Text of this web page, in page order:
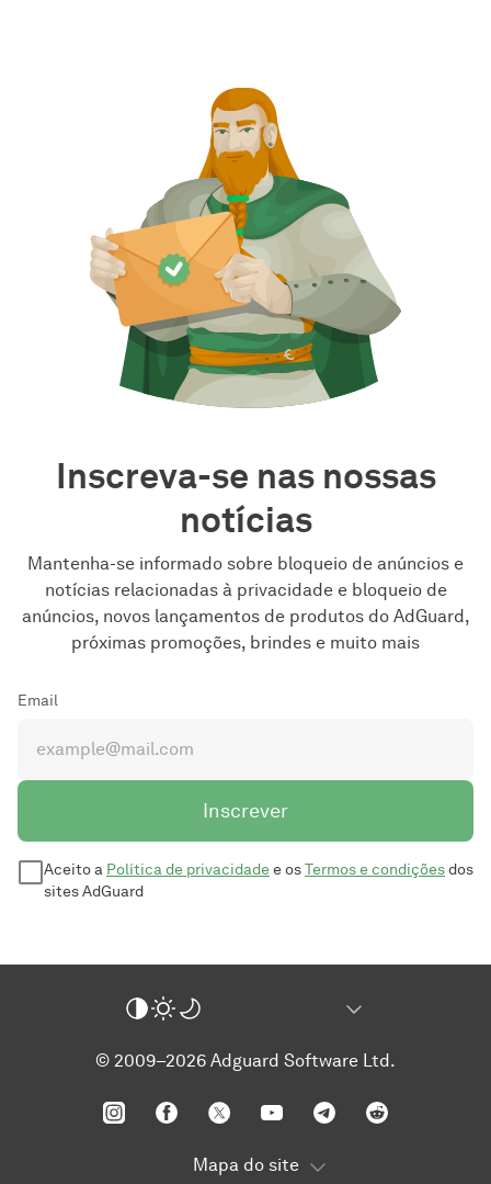
Inscreva-se nas nossas
notícias
Mantenha-se informado sobre bloqueio de anúncios e
notícias relacionadas à privacidade e bloqueio de
anúncios, novos lançamentos de produtos do AdGuard,
próximas promoções, brindes e muito mais
Email
Inscrever
Aceito a Política de privacidadee osTermos e condiçõesdos
sites AdGuard
© 2009–2026 Adguard Software Ltd.
Mapa do site